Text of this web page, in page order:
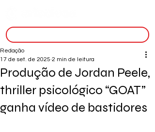
Produção de Jordan Peele,
thriller psicológico “GOAT”
ganha vídeo de bastidores
Redação
17 de set. de 2025 2 min de leitura